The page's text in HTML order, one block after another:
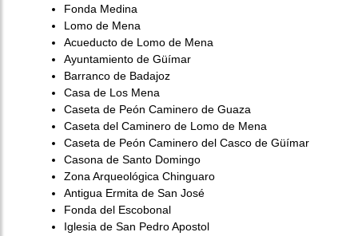
Fonda Medina
Lomo de Mena
Acueducto de Lomo de Mena
Ayuntamiento de Güímar
Barranco de Badajoz
Casa de Los Mena
Caseta de Peón Caminero de Guaza
Caseta del Caminero de Lomo de Mena
Caseta de Peón Caminero del Casco de Güímar
Casona de Santo Domingo
Zona Arqueológica Chinguaro
Antigua Ermita de San José
Fonda del Escobonal
Iglesia de San Pedro Apostol